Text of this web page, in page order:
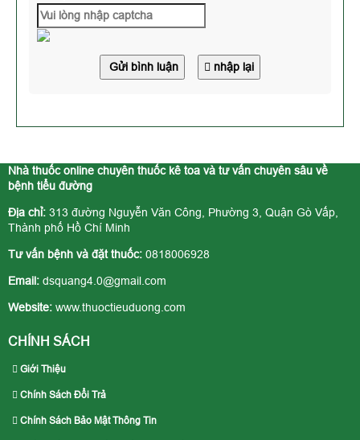
Gửi bình luận nhập lại
Nhà thuốc online chuyên thuốc kê toa và tư vấn chuyên sâu về
bệnh tiểu đường
Địa chỉ: 313 đường Nguyễn Văn Công, Phường 3, Quận Gò Vấp,
Thành phố Hồ Chí Minh
Tư vấn bệnh và đặt thuốc: 0818006928
Email: dsquang4.0@gmail.com
Website: www.thuoctieuduong.com
CHÍNH SÁCH
Giới Thiệu
Chính Sách Đổi Trả
Chính Sách Bảo Mật Thông Tin